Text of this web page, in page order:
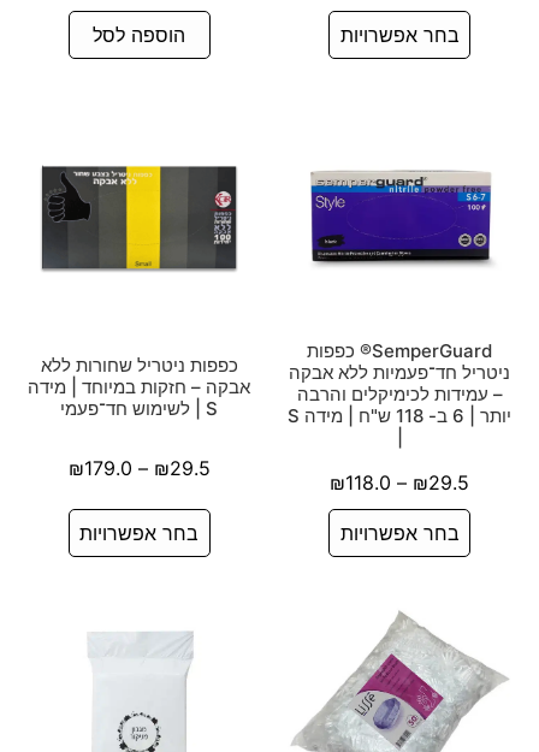
בחר אפשרויות הוספה לסל
SemperGuard® כפפות
ניטריל חד־פעמיות ללא אבקה
– עמידות לכימיקלים והרבה
יותר | 6 ב- 118 ש"ח | מידה S
₪29.5
–
₪118.0
בחר אפשרויות
כפפות ניטריל שחורות ללא
אבקה – חזקות במיוחד | מידה
S | לשימוש חד־פעמי
₪29.5
–
₪179.0
בחר אפשרויות